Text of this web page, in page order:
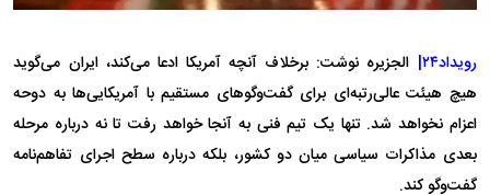
رویداد۲۴|
الجزیره نوشت: برخلاف آنچه آمریکا ادعا می‌کند، ایران می‌گوید
هیچ هیئت عالی‌رتبه‌ای برای گفت‌و‌گو‌های مستقیم با آمریکایی‌ها به دوحه
اعزام نخواهد شد. تنها یک تیم فنی به آنجا خواهد رفت تا نه درباره مرحله
بعدی مذاکرات سیاسی میان دو کشور، بلکه درباره سطح اجرای تفاهم‌نامه
گفت‌و‌گو کند.